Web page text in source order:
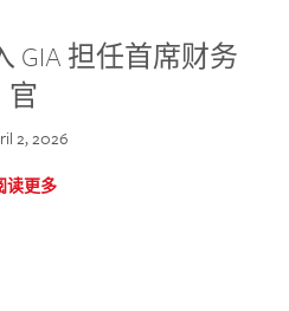
GIA 担任首席财务
官
2, 2026
读更多